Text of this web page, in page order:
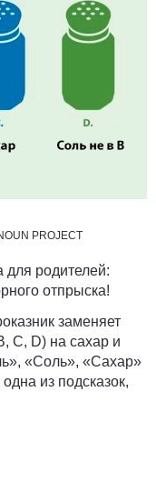
PROJECT
для родителей:
отпрыска!
заменяет
C, D) на сахар и
«Соль», «Сахар»
из подсказок,